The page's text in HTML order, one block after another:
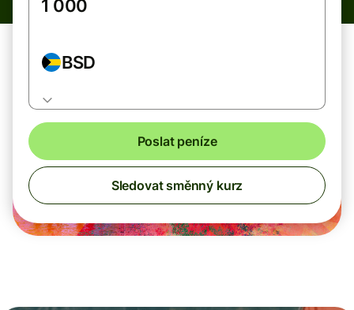
BSD
Poslat peníze
Sledovat směnný kurz